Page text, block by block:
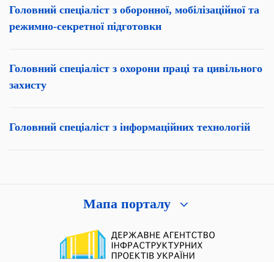
Головний спеціаліст з оборонної, мобілізаційної та
режимно-секретної підготовки
Головний спеціаліст з охорони праці та цивільного
захисту
Головний спеціаліст з інформаційних технологій
Мапа порталу